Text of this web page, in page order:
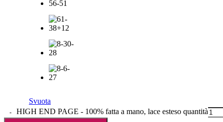
Svuota
HIGH END PAGE - 100% fatta a mano, lace esteso quantità